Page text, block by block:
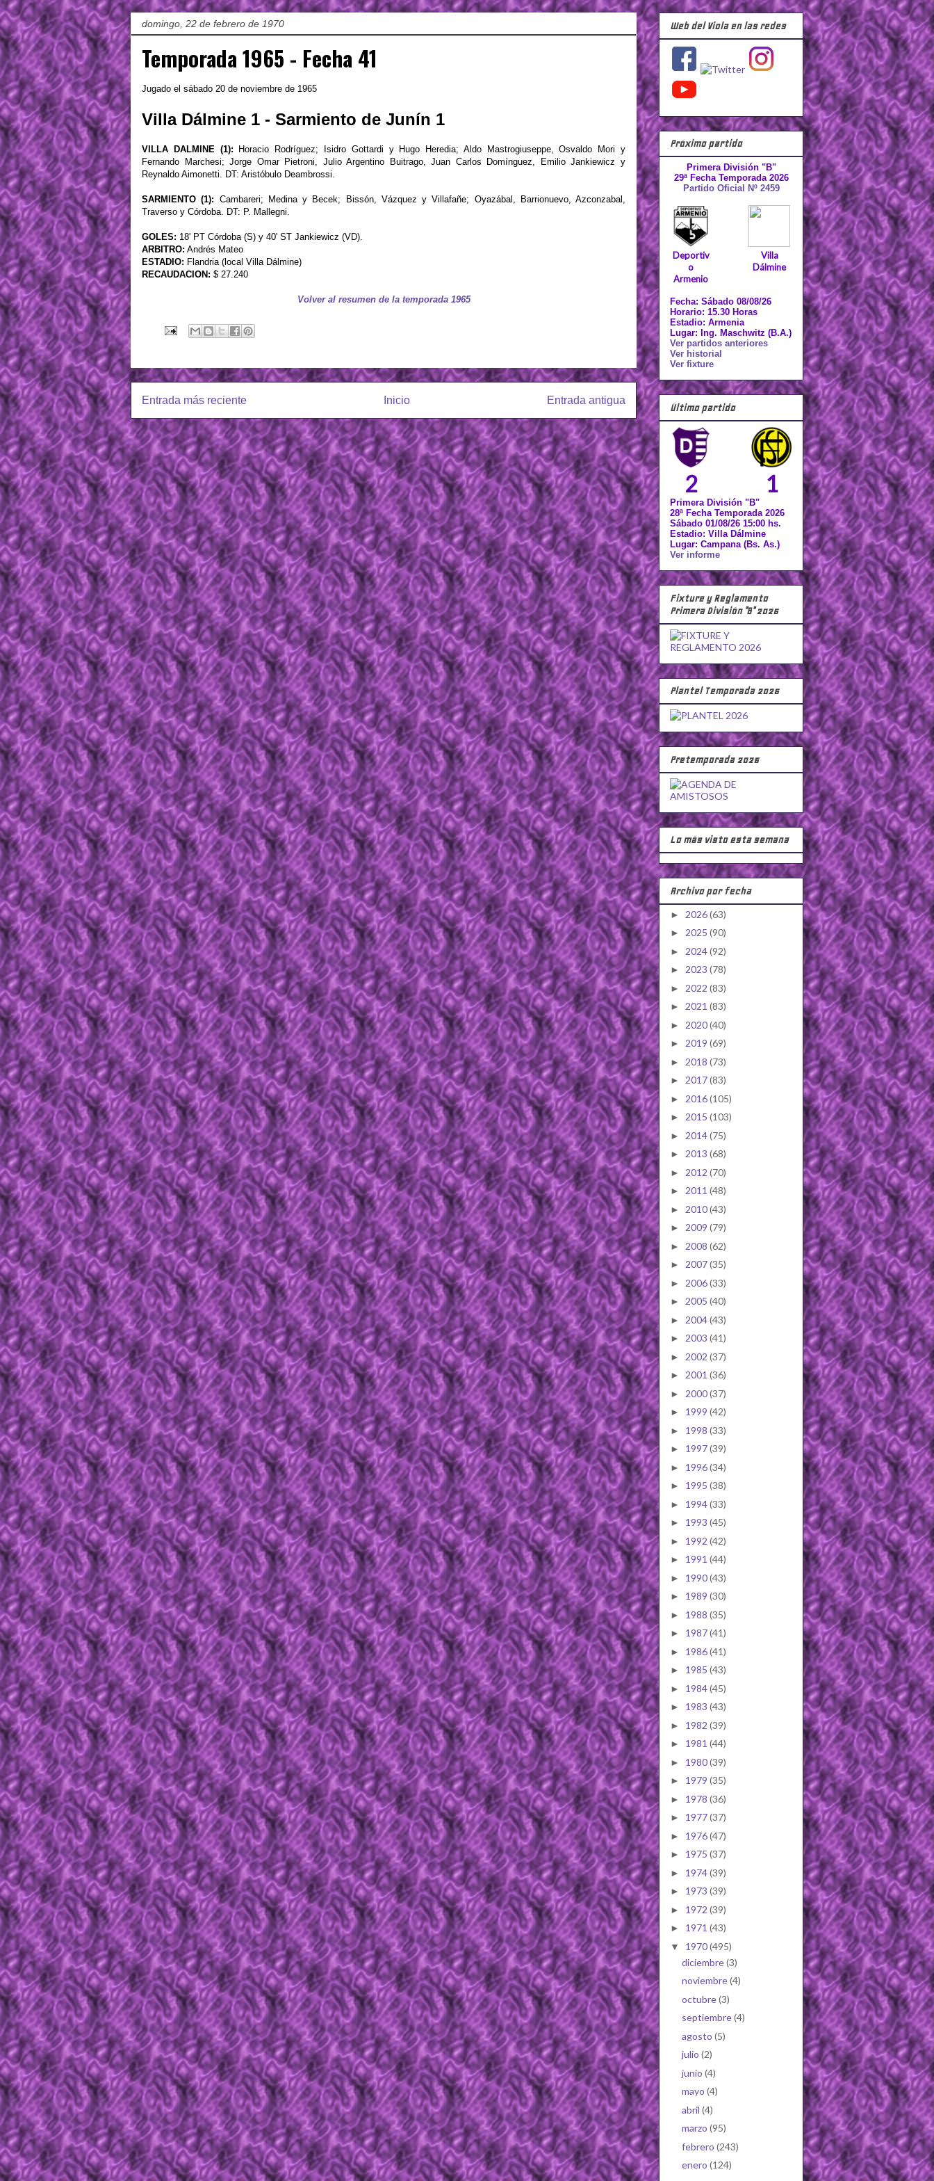
domingo, 22 de febrero de 1970
Temporada 1965 - Fecha 41
Jugado el sábado 20 de noviembre de 1965
Villa Dálmine 1 - Sarmiento de Junín 1
VILLA DALMINE (1):
Horacio Rodríguez; Isidro Gottardi y Hugo Heredia; Aldo Mastrogiuseppe, Osvaldo Mori y
Fernando Marchesi; Jorge Omar Pietroni, Julio Argentino Buitrago, Juan Carlos Domínguez, Emilio Jankiewicz y
Reynaldo Aimonetti. DT: Aristóbulo Deambrossi.
SARMIENTO (1): Cambareri; Medina y Becek; Bissón, Vázquez y Villafañe; Oyazábal, Barrionuevo, Azconzabal,
Traverso y Córdoba. DT: P. Mallegni.
GOLES: 18' PT Córdoba (S) y 40' ST Jankiewicz (VD).
ARBITRO: Andrés Mateo
ESTADIO: Flandria (local Villa Dálmine)
RECAUDACION: $ 27.240
Volver al resumen de la temporada 1965
Entrada más reciente Entrada antigua
Inicio
Web del Viola en las redes
Próximo partido
Primera División "B"
29ª Fecha Temporada 2026
Partido Oficial Nº 2459
Deportiv
o
Armenio
Villa
Dálmine
Fecha: Sábado 08/08/26
Horario: 15.30 Horas
Estadio: Armenia
Lugar: Ing. Maschwitz (B.A.)
Ver partidos anteriores
Ver historial
Ver fixture
Último partido
2 1
Primera División "B"
28ª Fecha Temporada 2026
Sábado 01/08/26 15:00 hs.
Estadio: Villa Dálmine
Lugar: Campana (Bs. As.)
Ver informe
Fixture y Reglamento
Primera División "B" 2026
Plantel Temporada 2026
Pretemporada 2026
Lo más visto esta semana
Archivo por fecha
► 2026(63)
► 2025 (90)
► 2024(92)
► 2023 (78)
► 2022 (83)
► 2021 (83)
► 2020(40)
► 2019 (69)
► 2018 (73)
► 2017(83)
► 2016(105)
► 2015 (103)
► 2014(75)
► 2013 (68)
► 2012 (70)
► 2011 (48)
► 2010(43)
► 2009 (79)
► 2008 (62)
► 2007(35)
► 2006(33)
► 2005 (40)
► 2004(43)
► 2003 (41)
► 2002 (37)
► 2001 (36)
► 2000(37)
► 1999 (42)
► 1998 (33)
► 1997(39)
► 1996(34)
► 1995 (38)
► 1994(33)
► 1993 (45)
► 1992 (42)
► 1991 (44)
► 1990(43)
► 1989 (30)
► 1988 (35)
► 1987(41)
► 1986(41)
► 1985 (43)
► 1984(45)
► 1983 (43)
► 1982 (39)
► 1981 (44)
► 1980(39)
► 1979 (35)
► 1978 (36)
► 1977(37)
► 1976(47)
► 1975 (37)
► 1974(39)
► 1973 (39)
► 1972 (39)
► 1971 (43)
▼ 1970(495)
diciembre(3)
noviembre(4)
octubre(3)
septiembre(4)
agosto (5)
julio (2)
junio (4)
mayo (4)
abril (4)
marzo (95)
febrero (243)
enero (124)